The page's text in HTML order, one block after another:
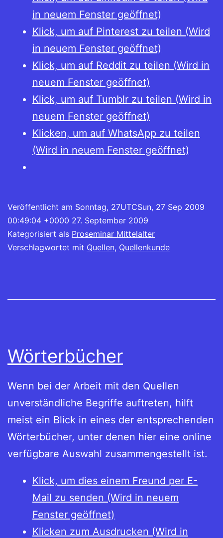
in neuem Fenster geöffnet)
Klick, um auf Pinterest zu teilen (Wird
in neuem Fenster geöffnet)
Klick, um auf Reddit zu teilen (Wird in
neuem Fenster geöffnet)
Klick, um auf Tumblr zu teilen (Wird in
neuem Fenster geöffnet)
Klicken, um auf WhatsApp zu teilen
(Wird in neuem Fenster geöffnet)
Veröffentlicht am Sonntag, 27UTCSun, 27 Sep 2009
00:49:04 +0000 27. September 2009
Kategorisiert als Proseminar Mittelalter
Verschlagwortet mit Quellen, Quellenkunde
Wörterbücher
Wenn bei der Arbeit mit den Quellen
unverständliche Begriffe auftreten, hilft
meist ein Blick in eines der entsprechenden
Wörterbücher, unter denen hier eine online
verfügbare Auswahl zusammengestellt ist.
Klick, um dies einem Freund per E-
Mail zu senden (Wird in neuem
Fenster geöffnet)
Klicken zum Ausdrucken (Wird in